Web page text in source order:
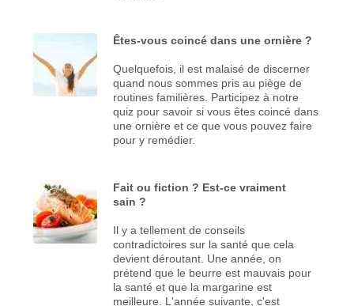
Êtes-vous coincé dans une ornière ?
Quelquefois, il est malaisé de discerner
quand nous sommes pris au piège de
routines familières. Participez à notre
quiz pour savoir si vous êtes coincé dans
une ornière et ce que vous pouvez faire
pour y remédier.
Fait ou fiction ? Est-ce vraiment
sain ?
Il y a tellement de conseils
contradictoires sur la santé que cela
devient déroutant. Une année, on
prétend que le beurre est mauvais pour
la santé et que la margarine est
meilleure. L'année suivante, c'est